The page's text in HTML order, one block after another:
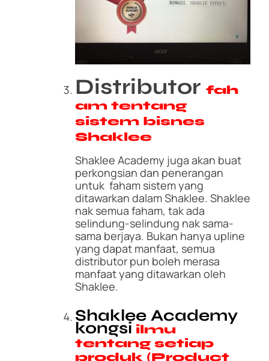
Distributor fah
am tentang
sistem bisnes
Shaklee
Shaklee Academy juga akan buat
perkongsian dan penerangan
untuk faham sistem yang
ditawarkan dalam Shaklee. Shaklee
nak semua faham, tak ada
selindung-selindung nak sama-
sama berjaya. Bukan hanya upline
yang dapat manfaat, semua
distributor pun boleh merasa
manfaat yang ditawarkan oleh
Shaklee.
Shaklee Academy
kongsi ilmu
tentang setiap
produk (Product